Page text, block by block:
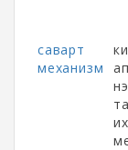
саварт
механизм